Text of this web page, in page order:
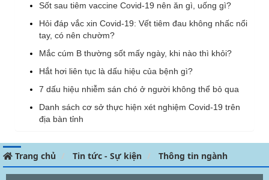
Sốt sau tiêm vaccine Covid-19 nên ăn gì, uống gì?
Hỏi đáp vắc xin Covid-19: Vết tiêm đau không nhấc nổi
tay, có nên chườm?
Mắc cúm B thường sốt mấy ngày, khi nào thì khỏi?
Hắt hơi liên tục là dấu hiệu của bệnh gì?
7 dấu hiệu nhiễm sán chó ở người không thể bỏ qua
Danh sách cơ sở thực hiện xét nghiệm Covid-19 trên
địa bàn tỉnh
Trang chủ Tin tức - Sự kiện Thông tin ngành